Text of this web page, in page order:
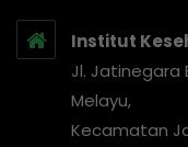
Institut
Jl. Jatinegara
Melayu,
Kecamatan